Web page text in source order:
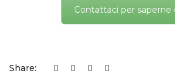
Contattaci per saperne
Share: